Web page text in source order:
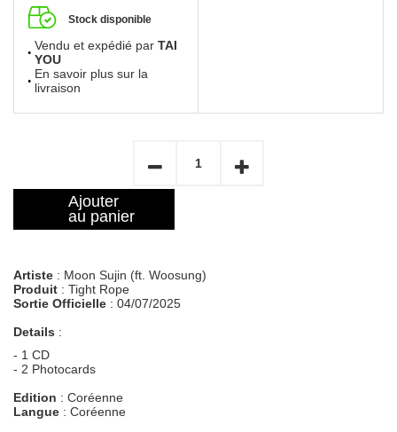
Stock disponible
Vendu et expédié par TAI
YOU
En savoir plus sur la
livraison
Ajouter
au panier
Artiste : Moon Sujin (ft. Woosung)
Produit : Tight Rope
Sortie Officielle : 04/07/2025
Details :
- 1 CD
- 2 Photocards
Edition : Coréenne
Langue : Coréenne